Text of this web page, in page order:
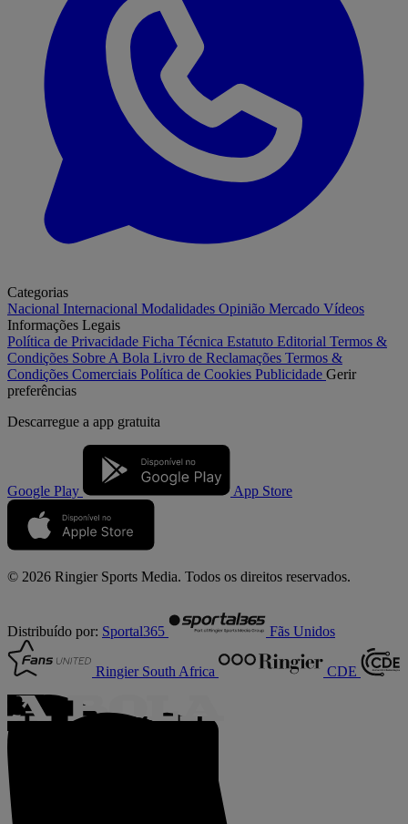
Categorias
Nacional Internacional Modalidades Opinião Mercado Vídeos
Informações Legais
Política de Privacidade Ficha Técnica Estatuto Editorial Termos &
Condições Sobre A Bola Livro de Reclamações Termos &
Condições Comerciais Política de Cookies Publicidade Gerir
preferências
Descarregue a app gratuita
Google Play App Store
© 2026 Ringier Sports Media. Todos os direitos reservados.
Distribuído por: Sportal365 Fãs Unidos
Ringier South Africa CDE